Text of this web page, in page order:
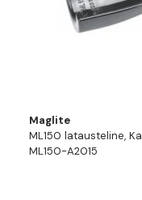
Maglite
ML150 latausteline,
ML150-A2015